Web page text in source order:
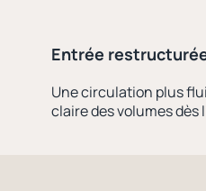
Entrée
Une circulation plus
claire des volumes dès